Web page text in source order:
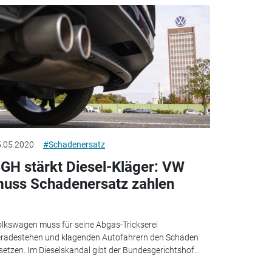
#Schadenersatz
stärkt Diesel-Kläger: VW
Schadenersatz zahlen
muss für seine Abgas-Trickserei
und klagenden Autofahrern den Schaden
Im Dieselskandal gibt der Bundesgerichtshof...